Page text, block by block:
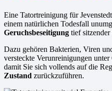
Eine Tatortreinigung für
einem natürlichen Todesfall
Geruchsbeseitigung tief
Dazu gehören Bakterien, Viren
versteckte Verunreinigungen
damit Sie sich vollends auf die
Zustand zurückzuführen.